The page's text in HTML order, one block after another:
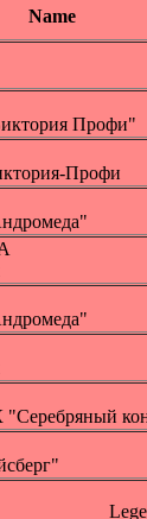
Name
Профи"
Профи